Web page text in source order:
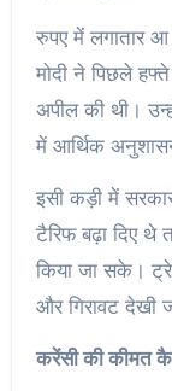
रुपए में लगातार आ
मोदी ने पिछले
अपील की थी।
में आर्थिक
इसी कड़ी में
टैरिफ बढ़ा दिए थे
किया जा सके।
और गिरावट देखी
करेंसी की कीमत